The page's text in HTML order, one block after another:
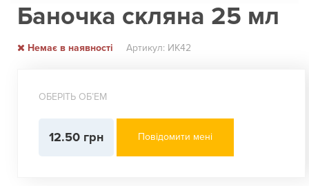
Баночка скляна 25 мл
Немає в наявності Артикул: ИК42
ОБЕРІТЬ ОБʼЕМ
12.50 грн Повідомити мені